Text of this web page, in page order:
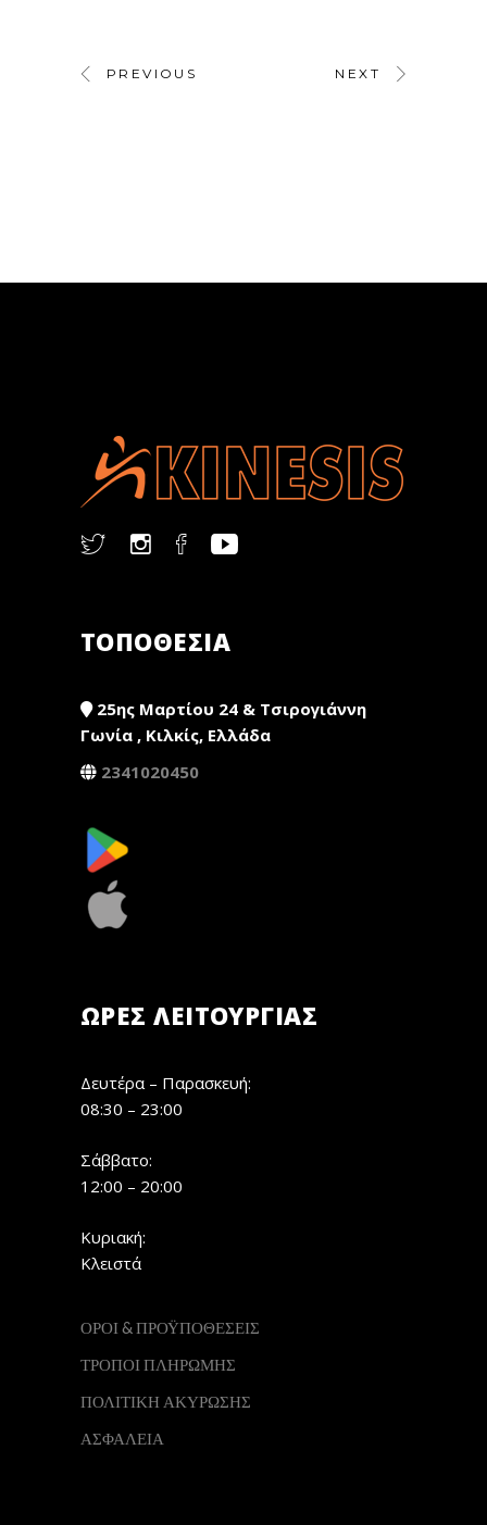
PREVIOUS NEXT
ΤΟΠΟΘΕΣΙΑ
25ης Μαρτίου 24 & Τσιρογιάννη
Γωνία , Κιλκίς, Ελλάδα
2341020450
ΏΡΕΣ ΛΕΙΤΟΥΡΓΊΑΣ
Δευτέρα – Παρασκευή:
08:30 – 23:00
Σάββατο:
12:00 – 20:00
Κυριακή:
Κλειστά
ΟΡΟΙ & ΠΡΟΫΠΟΘΕΣΕΙΣ
ΤΡΟΠΟΙ ΠΛΗΡΩΜΗΣ
ΠΟΛΙΤΙΚΗ ΑΚΥΡΩΣΗΣ
ΑΣΦΑΛΕΙΑ